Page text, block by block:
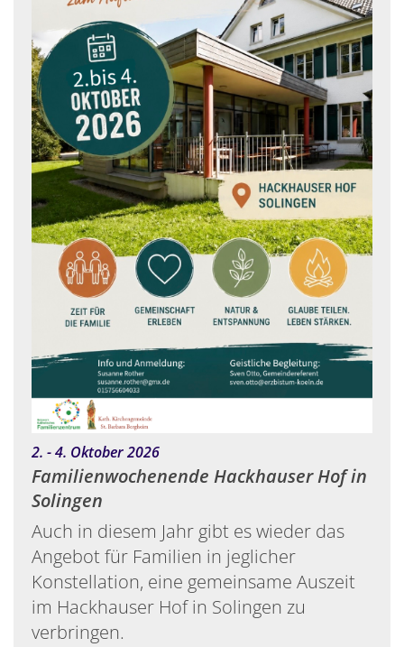
2. - 4. Oktober 2026:
Familienwochenende Hackhauser Hof in
Solingen
Auch in diesem Jahr gibt es wieder das
Angebot für Familien in jeglicher
Konstellation, eine gemeinsame Auszeit
im Hackhauser Hof in Solingen zu
verbringen.